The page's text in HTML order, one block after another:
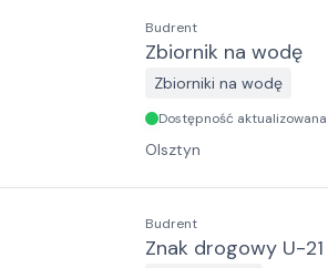
Budrent
Zbiornik na wodę
Zbiorniki na wodę
Dostępność
Olsztyn
Budrent
Znak drogowy U-